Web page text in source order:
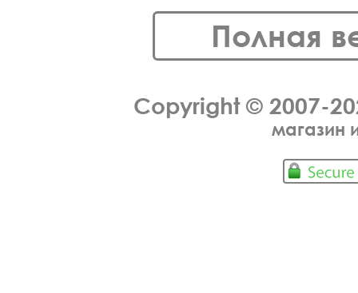
Полная
Copyright © 2007-
магазин